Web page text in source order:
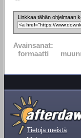
Linkkaa tähän ohjelmaan
Avainsanat:
formaatti
Tietoja meistä